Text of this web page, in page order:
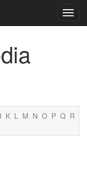
K L M N O P Q R